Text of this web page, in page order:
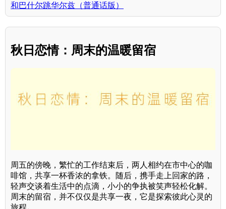
和巴什尔跳华尔兹（普通话版）
秋日恋情：周末的温暖留宿
周五的傍晚，繁忙的工作结束后，两人相约在市中心的咖
啡馆，共享一杯香浓的拿铁。随后，携手走上回家的路，
轻声交谈着生活中的点滴，小小的争执被笑声轻松化解。
周末的留宿，并不仅仅是共享一夜，它是探索彼此心灵的
旅程。